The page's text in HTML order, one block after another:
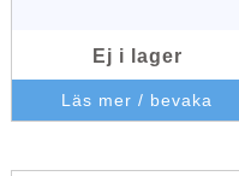
Ej i lager
Läs mer / bevaka